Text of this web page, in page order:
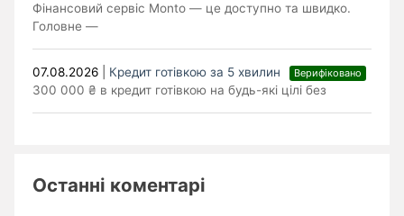
Фінансовий сервіс Monto — це доступно та швидко.
Головне —
07.08.2026 Кредит готівкою за 5 хвилин Верифіковано
300 000 ₴ в кредит готівкою на будь-які цілі без
Останні коментарі